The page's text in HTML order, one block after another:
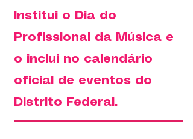
Institui o Dia do
Profissional da Música e
o inclui no calendário
oficial de eventos do
Distrito Federal.